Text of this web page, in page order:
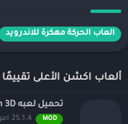
العاب الحركة مهكرة للاندرويد
ألعاب اكشن الأعلى تقييمًا
تحميل لعبه Pixel Gun 3D مهكره للاندرويد
MOD
25.1.4 اموال غير محدودة